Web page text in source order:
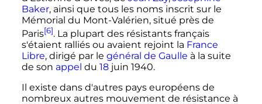
Baker, ainsi que tous les noms inscrit sur le
Mémorial du Mont-Valérien, situé près de
Paris[6]. La plupart des résistants français
s'étaient ralliés ou avaient rejoint la France
Libre, dirigé par le général de Gaulle à la suite
de son appel du 18juin 1940.
Il existe dans d'autres pays européens de
nombreux autres mouvement de résistance à